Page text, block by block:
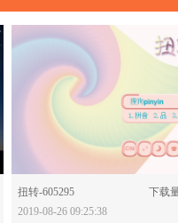
扭转-605295
下载
2019-08-26 09:25:38